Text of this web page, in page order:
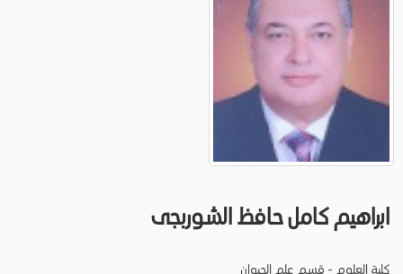
ابراهيم كامل حافظ الشوربجى
كلية العلوم - قسم علم الحيوان